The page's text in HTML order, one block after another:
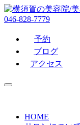
046-828-7779
予約
ブログ
アクセス
HOME